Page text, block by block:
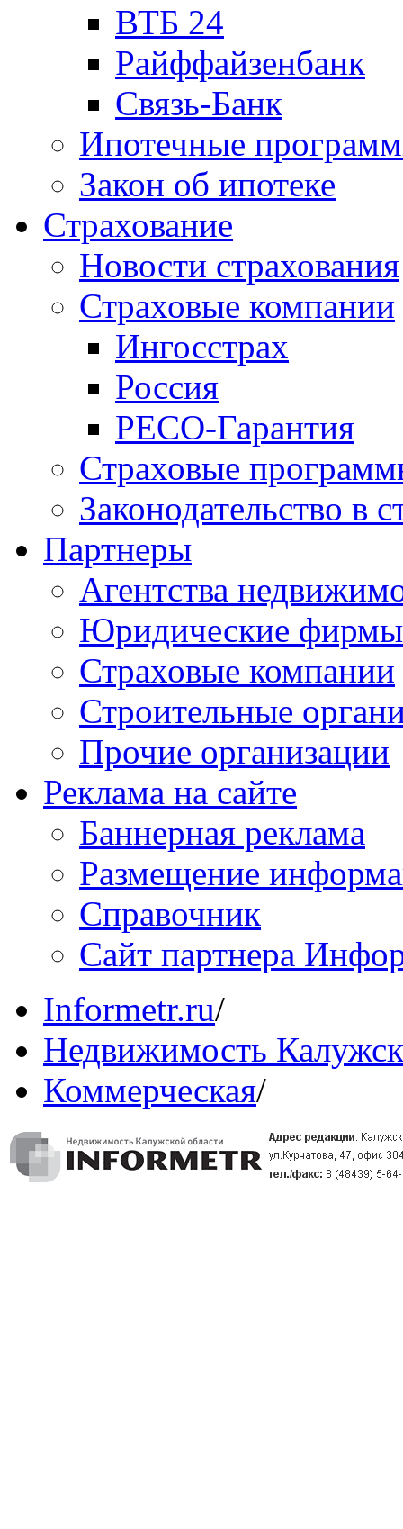
ВТБ 24
Райффайзенбанк
Связь-Банк
Ипотечные
Закон об ипотеке
Страхование
Новости страхования
Страховые компании
Ингосстрах
Россия
РЕСО-Гарантия
Страховые
Законодательство в
Партнеры
Агентства
Юридические фирмы
Страховые компании
Строительные
Прочие организации
Реклама на сайте
Баннерная реклама
Размещение
Справочник
Сайт партнера
Informetr.ru/
Недвижимость
Коммерческая/